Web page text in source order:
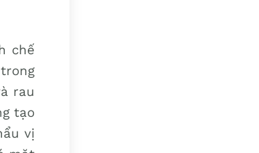
chế
rau
tạo
vị